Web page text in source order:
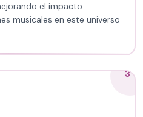
el impacto
musicales en este universo
3